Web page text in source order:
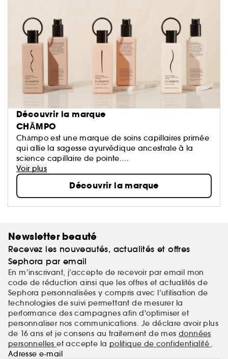
Découvrir la marque
CHĀMPO
Chāmpo est une marque de soins capillaires primée
qui allie la sagesse ayurvédique ancestrale à la
science capillaire de pointe.
Pionniers en matière de densité et de croissance des
cheveux, nous créons des formules haute
performance à base d'ingrédients naturels actifs.
Cliniquement prouvés et renommés pour notre
plus épais, plus volumineux et d'apparence plus
saine.
Voir plus
Découvrir la marque
Newsletter beauté
Recevez les nouveautés, actualités et offres
Sephora par email
En m’inscrivant, j’accepte de recevoir par email mon
code de réduction ainsi que les offres et actualités de
Sephora personnalisées y compris avec l’utilisation de
technologies de suivi permettant de mesurer la
performance des campagnes afin d'optimiser et
personnaliser nos communications. Je déclare avoir plus
de 16 ans et je consens au traitement de mes données
personnelleset accepte la politique de confidentialité .
Adresse e-mail